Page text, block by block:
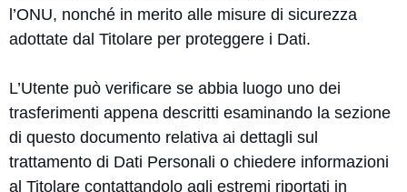
l’ONU, nonché in merito alle misure di sicurezza
adottate dal Titolare per proteggere i Dati.
L’Utente può verificare se abbia luogo uno dei
trasferimenti appena descritti esaminando la sezione
di questo documento relativa ai dettagli sul
trattamento di Dati Personali o chiedere informazioni
al Titolare contattandolo agli estremi riportati in